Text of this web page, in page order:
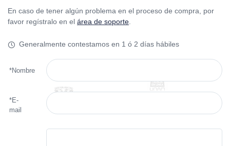
En caso de tener algún problema en el proceso de compra, por
favor regístralo en el área de soporte
Generalmente contestamos en 1 ó 2 días hábiles
*Nombre
*E-
mail